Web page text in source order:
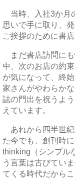
当時、入社3か月
思いで手に取り、
ご挨拶のために書
まだ書店訪問にも
中、次のお店の約
が気になって、終
家さんがやわらか
誌の門出を祝うよ
えています。
あれから四半世紀
た今でも、創刊時
thinking（シンプル
う言葉は古びてい
てくる時代だから